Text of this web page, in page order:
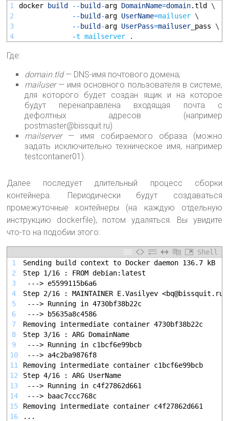
1
2
3
4
docker build -- build -arg DomainName=domain.tld
\
-- build -arg UserName=mailuser \
-- build -arg UserPass=mailuser pass
\
-t mailserver .
Где:
domain.tld— DNS-имя почтового домена;
mailuser— имя основного пользователя в системе,
для которого будет создан ящик и на которое
будут перенаправлена входящая почта с
дефолтных адресов (например
postmaster@bissquit.ru)
mailserver— имя собираемого образа (можно
задать исключительно техническое имя, например
testcontainer01).
Далее последует длительный процесс сборки
контейнера. Периодически будут создаваться
промежуточные контейнеры (на каждую отдельную
инструкцию dockerfile), потом удаляться. Вы увидите
что-то на подобии этого:
Shell
1
2
3
4
5
6
7
8
9
10
11
12
13
14
15
16
Sending build context to Docker daemon 136.7 kB
Step 1/16 : FROM debian:latest
---> e5599115b6a6
Step 2/16 : MAINTAINER E.Vasilyev <bq@bissquit.ru>
---> Running in 4730bf38b22c
---> b5635a8c4586
Removing intermediate container 4730bf38b22c
Step 3/16 : ARG DomainName
---> Running in c1bcf6e99bcb
---> a4c2ba9876f8
Removing intermediate container c1bcf6e99bcb
Step 4/16 : ARG UserName
---> Running in c4f27862d661
---> baac7ccc768c
Removing intermediate container c4f27862d661
...